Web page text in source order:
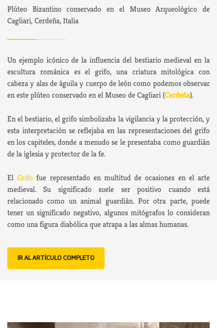
Plúteo Bizantino conservado en el Museo Arqueológico de
Cagliari, Cerdeña, Italia
Un ejemplo icónico de la influencia del bestiario medieval en la
escultura románica es el grifo, una criatura mitológica con
cabeza y alas de águila y cuerpo de león como podemos observar
en este plúteo conservado en el Museo de Cagliari (Cerdeña).
En el bestiario, el grifo simbolizaba la vigilancia y la protección, y
esta interpretación se reflejaba en las representaciones del grifo
en los capiteles, donde a menudo se le presentaba como guardián
de la iglesia y protector de la fe.
ElGrifo fue representado en multitud de ocasiones en el arte
medieval. Su significado suele ser positivo cuando está
relacionado como un animal guardián. Por otra parte, puede
tener un significado negativo, algunos mitógrafos lo consideran
como una figura diabólica que atrapa a las almas humanas.
IR AL ARTÍCULO COMPLETO